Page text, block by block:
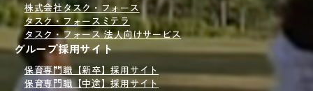
株式会社タスク・フォース
タスク・フォースミテラ
タスク・フォース 法人向けサービス
グループ採用サイト
保育専門職【新卒】採用サイト
保育専門職【中途】採用サイト